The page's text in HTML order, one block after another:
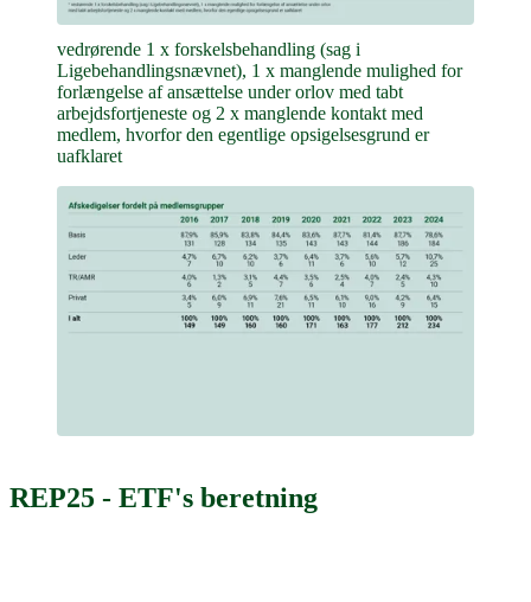
vedrørende 1 x forskelsbehandling (sag i
Ligebehandlingsnævnet), 1 x manglende mulighed for
forlængelse af ansættelse under orlov med tabt
arbejdsfortjeneste og 2 x manglende kontakt med
medlem, hvorfor den egentlige opsigelsesgrund er
uafklaret
REP25 - ETF's beretning